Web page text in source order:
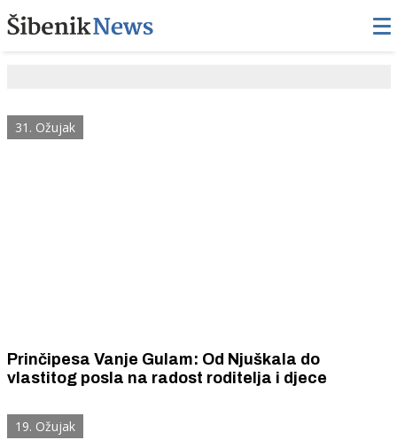
31. Ožujak
Prinčipesa Vanje Gulam: Od Njuškala do
vlastitog posla na radost roditelja i djece
19. Ožujak